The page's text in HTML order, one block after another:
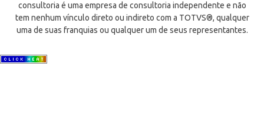
consultoria é uma empresa de consultoria independente e não
tem nenhum vínculo direto ou indireto com a TOTVS®, qualquer
uma de suas franquias ou qualquer um de seus representantes.